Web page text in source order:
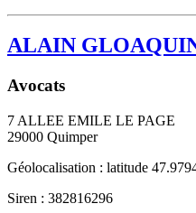
ALAIN
Avocats
7 ALLEE EMILE LE PAGE
29000 Quimper
Géolocalisation : latitude
Siren : 382816296